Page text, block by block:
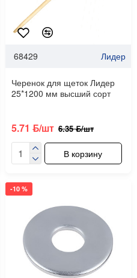
68429 Лидер
Черенок для щеток Лидер
25*1200 мм высший сорт
5.71 ƃ/шт 6.35 ƃ/шт
В корзину
-10 %